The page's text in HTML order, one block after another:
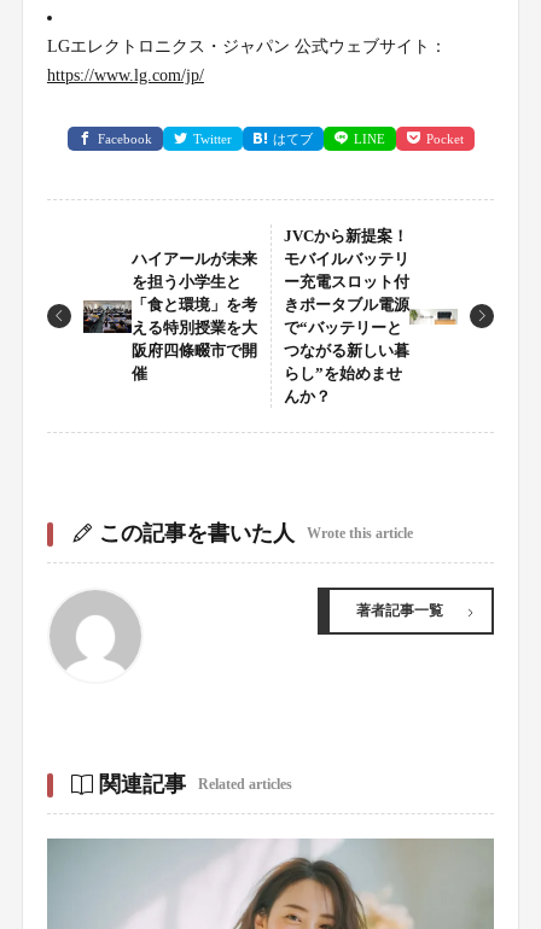
LGエレクトロニクス・ジャパン 公式ウェブサイト：
https://www.lg.com/jp/
Facebook Twitter はてブ LINE Pocket
ハイアールが未来
を担う小学生と
「食と環境」を考
える特別授業を大
阪府四條畷市で開
催
JVCから新提案！
モバイルバッテリ
ー充電スロット付
きポータブル電源
で“バッテリーと
つながる新しい暮
らし”を始めませ
んか？
この記事を書いた人 Wrote this article
著者記事一覧
関連記事 Related articles